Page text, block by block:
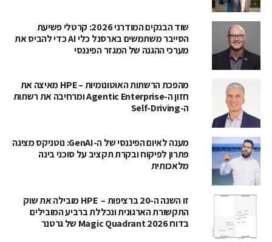
שוד הבנקים המודרני 2026: קרטלי פשיעת
הסייבר משתמשים בארסנל כלי AI כדי להביס את
מערכי ההגנה של המגזר הפיננסי
מהפכת הרשתות האוטונומיות – HPE מאיצה את
חזון ה-Agentic Enterprise ומרחיבה את רשתות
ה-Self-Driving
מענה לאיום הפיננסי של ה-GenAI: נוטניקס מציגה
פתרון לפיקוח ובקרת תקציב על סוכני בינה
מלאכותית
זו השנה ה-20 ברציפות – HPE מובילה את שוק
התקשורת הארגונית ונכללת ברביע המובילים
בדוח Magic Quadrant 2026 של גרטנר